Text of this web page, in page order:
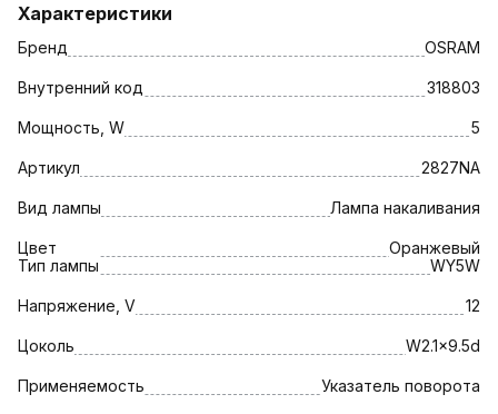
Характеристики
Бренд OSRAM
Внутренний код 318803
Мощность, W 5
Артикул 2827NA
Вид лампы Лампа накаливания
Цвет
Оранжевый
Тип лампы
WY5W
Напряжение, V 12
Цоколь W2.1x9.5d
Применяемость Указатель поворота